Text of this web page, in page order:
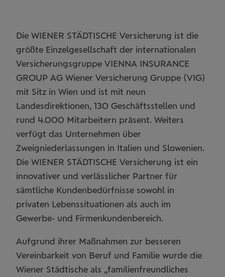
Die WIENER STÄDTISCHE Versicherung ist die
größte Einzelgesellschaft der internationalen
Versicherungsgruppe VIENNA INSURANCE
GROUP AG Wiener Versicherung Gruppe (VIG)
mit Sitz in Wien und ist mit neun
Landesdirektionen, 130 Geschäftsstellen und
rund 4.000 Mitarbeitern präsent. Weiters
verfügt das Unternehmen über
Zweigniederlassungen in Italien und Slowenien.
Die WIENER STÄDTISCHE Versicherung ist ein
innovativer und verlässlicher Partner für
sämtliche Kundenbedürfnisse sowohl in
privaten Lebenssituationen als auch im
Gewerbe- und Firmenkundenbereich.
Aufgrund ihrer Maßnahmen zur besseren
Vereinbarkeit von Beruf und Familie wurde die
Wiener Städtische als „familienfreundliches